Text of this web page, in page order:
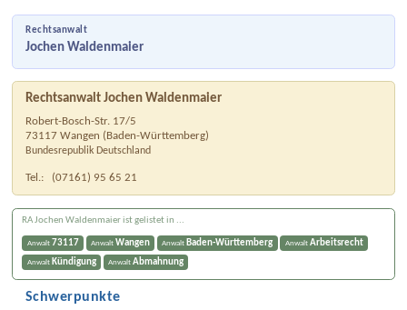
Rechtsanwalt
Jochen Waldenmaier
Rechtsanwalt Jochen Waldenmaier
Robert-Bosch-Str. 17/5
73117 Wangen ( Baden-Württemberg)
Bundesrepublik Deutschland
Tel.: (07161) 95 65 21
RA Jochen Waldenmaier ist gelistet in ...
Anwalt 73117 Anwalt Wangen Anwalt Baden-Württemberg Anwalt Arbeitsrecht
Anwalt Kündigung Anwalt Abmahnung
Schwerpunkte